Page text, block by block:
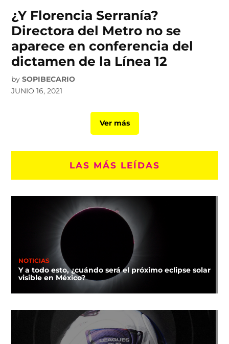
¿Y Florencia Serranía?
Directora del Metro no se
aparece en conferencia del
dictamen de la Línea 12
by SOPIBECARIO
JUNIO 16, 2021
Ver más
LAS MÁS LEÍDAS
NOTICIAS
Y a todo esto, ¿cuándo será el próximo eclipse solar
visible en México?